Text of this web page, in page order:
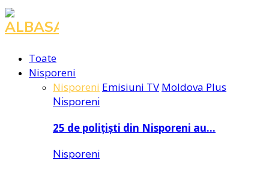
Facebook
Instagram
Youtube
Toate
Nisporeni
Nisporeni Emisiuni TV Moldova Plus
Nisporeni
25 de polițiști din Nisporeni au…
Nisporeni